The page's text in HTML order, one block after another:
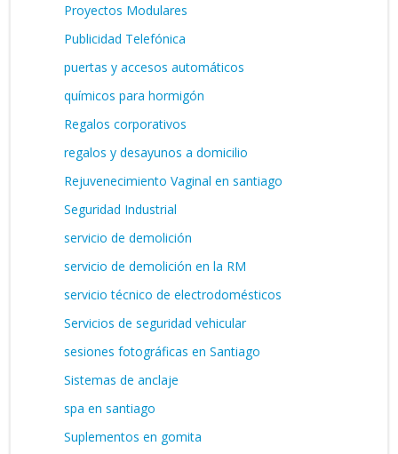
Proyectos Modulares
Publicidad Telefónica
puertas y accesos automáticos
químicos para hormigón
Regalos corporativos
regalos y desayunos a domicilio
Rejuvenecimiento Vaginal en santiago
Seguridad Industrial
servicio de demolición
servicio de demolición en la RM
servicio técnico de electrodomésticos
Servicios de seguridad vehicular
sesiones fotográficas en Santiago
Sistemas de anclaje
spa en santiago
Suplementos en gomita